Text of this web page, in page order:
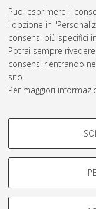
Puoi esprimere il
l'opzione in
consensi più specifici
Potrai sempre
consensi rientrando
sito.
Per maggiori
COOKIE DI
Si tratta di cookie
navigazione degli
Mostra cookie di
Atom
Rss 1.0
Rss 2.0
AMS Laurea
Impostazioni
Informativa sulla
Condizioni d’uso